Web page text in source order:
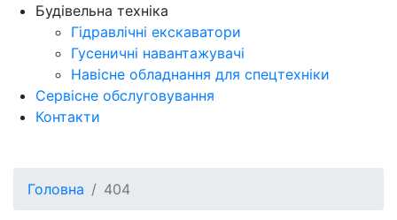
Будівельна техніка
Гідравлічні екскаватори
Гусеничні навантажувачі
Навісне обладнання для спецтехніки
Сервісне обслуговування
Контакти
Головна 404